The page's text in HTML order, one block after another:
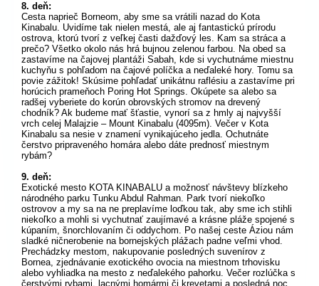
8. deň:
Cesta naprieč Borneom, aby sme sa vrátili nazad do Kota
Kinabalu. Uvidíme tak nielen mestá, ale aj fantastickú prírodu
ostrova, ktorú tvorí z veľkej časti dažďový les. Kam sa stráca a
prečo? Všetko okolo nás hrá bujnou zelenou farbou. Na obed sa
zastavíme na čajovej plantáži Sabah, kde si vychutnáme miestnu
kuchyňu s pohľadom na čajové políčka a neďaleké hory. Tomu sa
povie zážitok! Skúsime pohľadať unikátnu raflésiu a zastavíme pri
horúcich prameňoch Poring Hot Springs. Okúpete sa alebo sa
radšej vyberiete do korún obrovských stromov na drevený
chodník? Ak budeme mať šťastie, vynorí sa z hmly aj najvyšší
vrch celej Malajzie – Mount Kinabalu (4095m). Večer v Kota
Kinabalu sa nesie v znamení vynikajúceho jedla. Ochutnáte
čerstvo pripraveného homára alebo dáte prednosť miestnym
rybám?
9. deň:
Exotické mesto KOTA KINABALU a možnosť návštevy blízkeho
národného parku Tunku Abdul Rahman. Park tvorí niekoľko
ostrovov a my sa na ne preplavíme loďkou tak, aby sme ich stihli
niekoľko a mohli si vychutnať zaujímavé a krásne pláže spojené s
kúpaním, šnorchlovaním či oddychom. Po našej ceste Áziou nám
sladké ničnerobenie na bornejských plážach padne veľmi vhod.
Prechádzky mestom, nakupovanie posledných suvenírov z
Bornea, zjednávanie exotického ovocia na miestnom trhovisku
alebo vyhliadka na mesto z neďalekého pahorku. Večer rozlúčka s
čerstvými rybami, lacnými homármi či krevetami a posledná noc